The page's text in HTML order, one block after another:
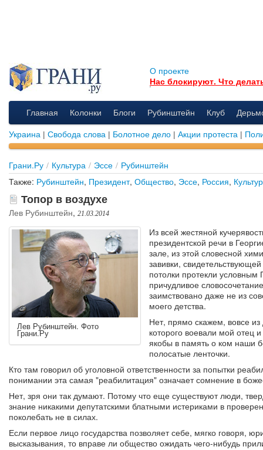
О проекте
Нас блокируют. Что
Главная Колонки Блоги Рубинштейн Клуб
Украина | Свобода слова | Болотное дело | Акции протеста |
Грани.Ру / Культура / Эссе / Рубинштейн
Также: Рубинштейн, Президент, Общество, Эссе, Россия,
Топор в воздухе
Лев Рубинштейн, 21.03.2014
Лев Рубинштейн. Фото
Грани.Ру
Из всей жестяной
президентской речи в
зале, из этой словесной
завивки,
потолки протекли
причудливое
заимствовано даже не из
моего детства.
Нет, прямо скажем, вовсе из
которого воевали мой отец
якобы в память о ком наши
полосатые ленточки.
Кто там говорил об уголовной ответственности за попытки
понимании эта самая "реабилитация" означает сомнение в
Нет, зря они так думают. Потому что еще существуют люди,
знание никакими депутатскими блатными истериками в
поколебать не в силах.
Если первое лицо государства позволяет себе, мягко говоря,
высказывания, то вправе ли общество ожидать чего-нибудь